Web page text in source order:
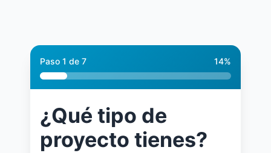
Paso 1 de 7 14%
¿Qué tipo de
proyecto tienes?